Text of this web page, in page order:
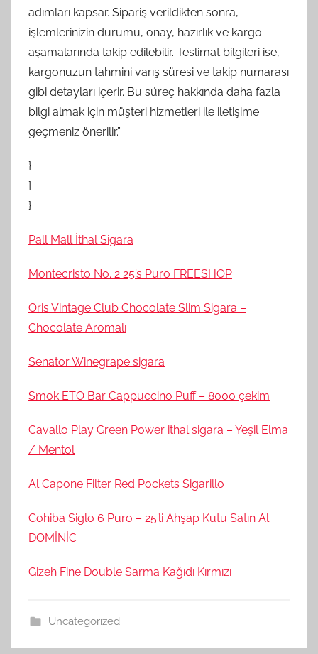
adımları kapsar. Sipariş verildikten sonra,
işlemlerinizin durumu, onay, hazırlık ve kargo
aşamalarında takip edilebilir. Teslimat bilgileri ise,
kargonuzun tahmini varış süresi ve takip numarası
gibi detayları içerir. Bu süreç hakkında daha fazla
bilgi almak için müşteri hizmetleri ile iletişime
geçmeniz önerilir.”
}
]
}
Pall Mall İthal Sigara
Montecristo No. 2 25’s Puro FREESHOP
Oris Vintage Club Chocolate Slim Sigara –
Chocolate Aromalı
Senator Winegrape sigara
Smok ETO Bar Cappuccino Puff – 8000 çekim
Cavallo Play Green Power ithal sigara – Yeşil Elma
/ Mentol
Al Capone Filter Red Pockets Sigarillo
Cohiba Siglo 6 Puro – 25’li Ahşap Kutu Satın Al
DOMİNİC
Gizeh Fine Double Sarma Kağıdı Kırmızı
Uncategorized